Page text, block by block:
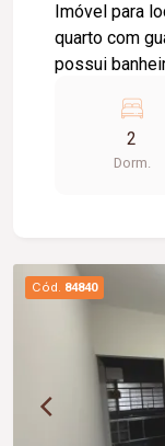
Imóvel para
quarto com
possui
área de
2
Dorm.
Cód. 84840